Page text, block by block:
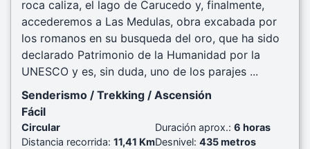
roca caliza, el lago de Carucedo y, finalmente,
accederemos a Las Medulas, obra excabada por
los romanos en su busqueda del oro, que ha sido
declarado Patrimonio de la Humanidad por la
UNESCO y es, sin duda, uno de los parajes ...
Senderismo / Trekking / Ascensión
Fácil
Circular Duración aprox.: 6 horas
Distancia recorrida: 11,41 KmDesnivel: 435 metros